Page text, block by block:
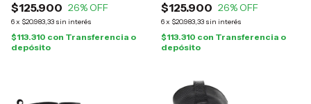
$125.900 26% OFF
6x $20.983,33 sin interés
$113.310 con Transferencia o
depósito
$125.900 26% OFF
6x $20.983,33 sin interés
$113.310 con Transferencia o
depósito